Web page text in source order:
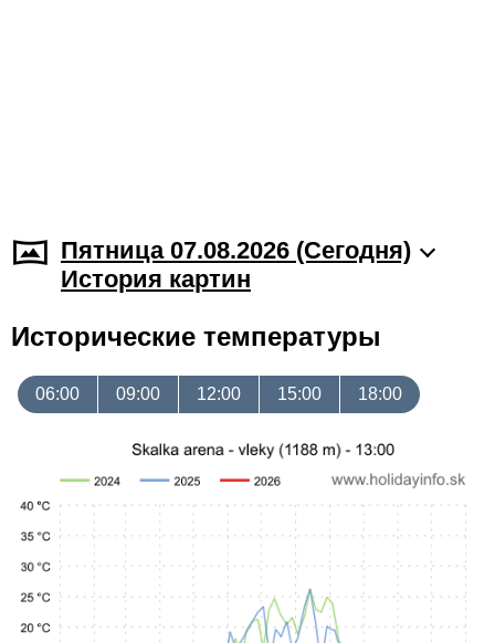
Пятница 07.08.2026 (Cегодня)
История картин
Исторические температуры
06:00 09:00 12:00 15:00 18:00